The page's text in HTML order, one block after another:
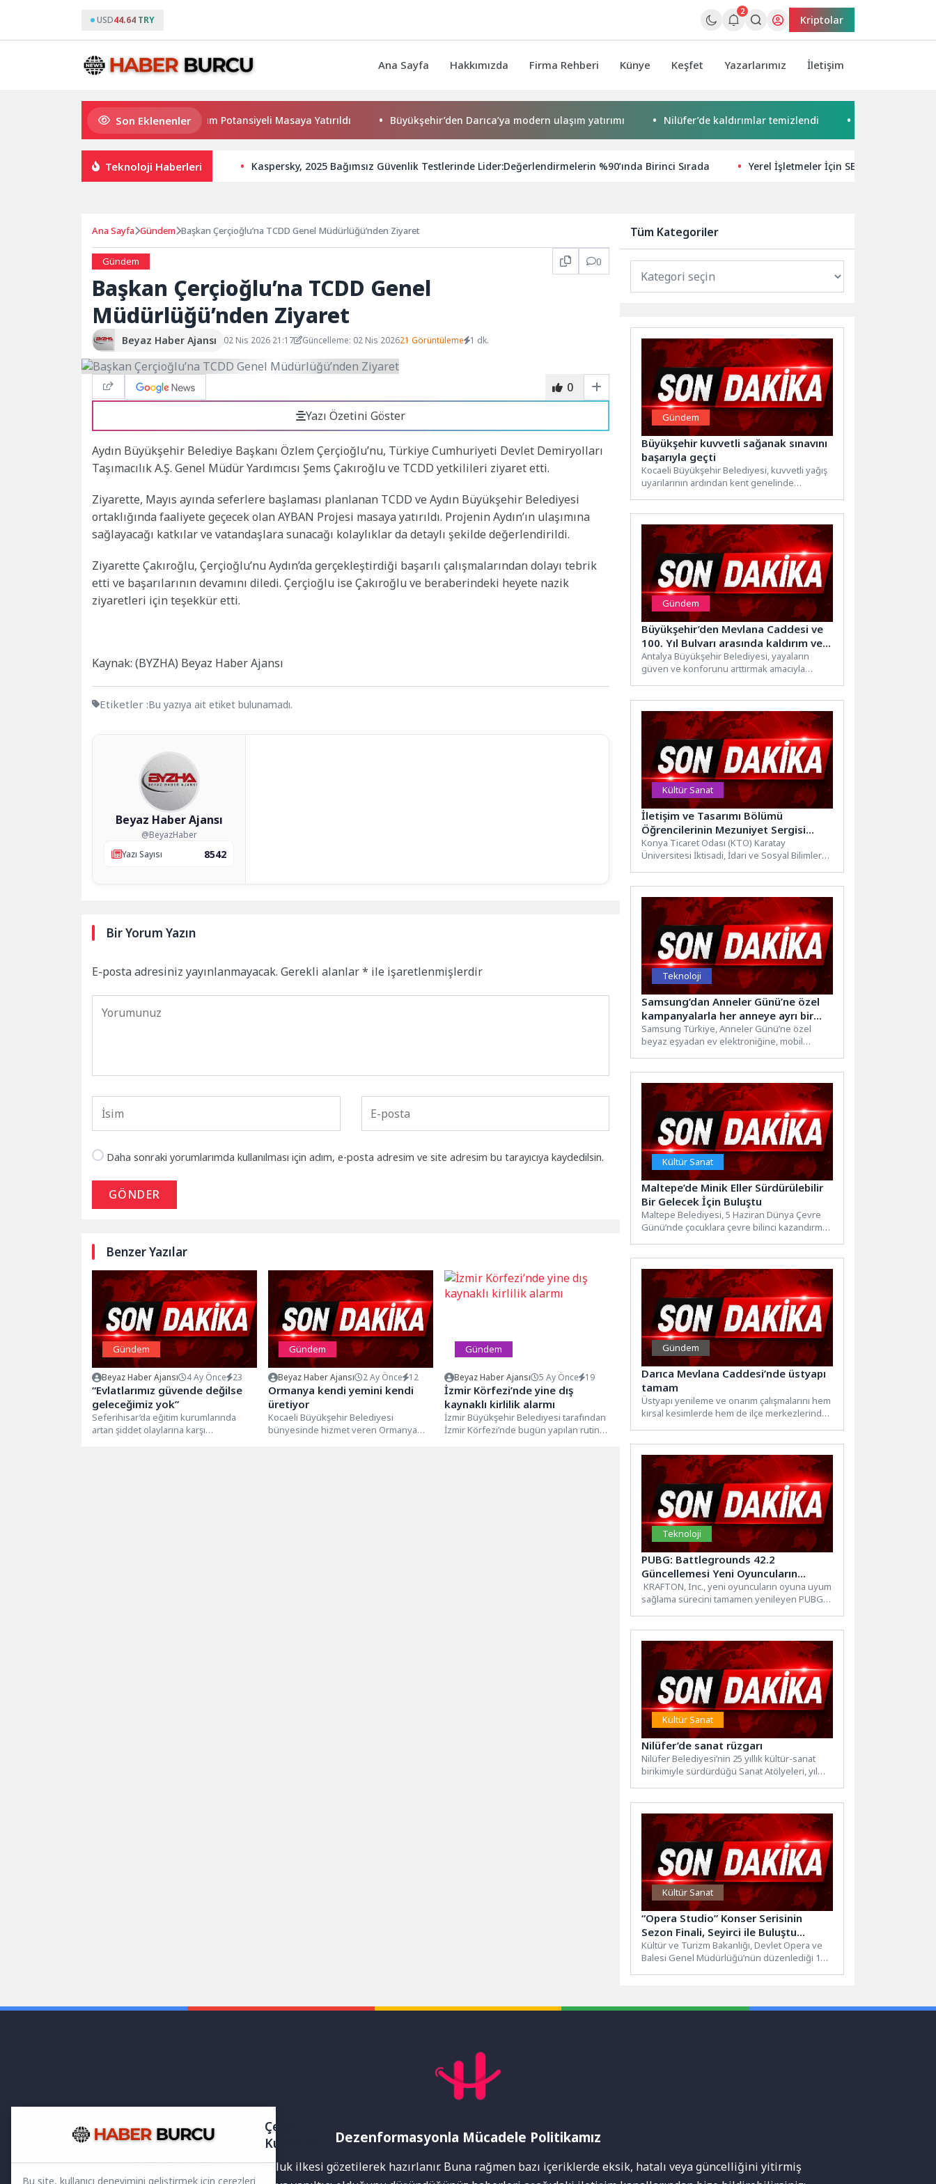
USD44.64 TRY
2
Kriptolar
Ana Sayfa Hakkımızda Firma Rehberi Künye Keşfet Yazarlarımız İletişim
Son Eklenenler
Haymana’nın Geleceği ve Yatırım Potansiyeli Masaya Yatırıldı Büyükşehir’den Darıca’ya modern ulaşım yatırımı Nilüfer’de kaldırımlar temizlendi Başkan
Teknoloji Haberleri Kaspersky, 2025 Bağımsız Güvenlik Testlerinde Lider:Değerlendirmelerin %90’ında Birinci Sırada Yerel İşletmeler İçin SEO’da Teknik
Ana Sayfa Gündem Başkan Çerçioğlu’na TCDD Genel Müdürlüğü’nden Ziyaret
Gündem 0
Başkan Çerçioğlu’na TCDD Genel
Müdürlüğü’nden Ziyaret
Beyaz Haber Ajansı 02 Nis 2026 21:17 Güncelleme: 02 Nis 202621 Görüntüleme 1 dk.
0
Yazı Özetini Göster
Aydın Büyükşehir Belediye Başkanı Özlem Çerçioğlu’nu, Türkiye Cumhuriyeti Devlet Demiryolları
Taşımacılık A.Ş. Genel Müdür Yardımcısı Şems Çakıroğlu ve TCDD yetkilileri ziyaret etti.
Ziyarette, Mayıs ayında seferlere başlaması planlanan TCDD ve Aydın Büyükşehir Belediyesi
ortaklığında faaliyete geçecek olan AYBAN Projesi masaya yatırıldı. Projenin Aydın’ın ulaşımına
sağlayacağı katkılar ve vatandaşlara sunacağı kolaylıklar da detaylı şekilde değerlendirildi.
Ziyarette Çakıroğlu, Çerçioğlu’nu Aydın’da gerçekleştirdiği başarılı çalışmalarından dolayı tebrik
etti ve başarılarının devamını diledi. Çerçioğlu ise Çakıroğlu ve beraberindeki heyete nazik
ziyaretleri için teşekkür etti.
Kaynak: (BYZHA) Beyaz Haber Ajansı
Etiketler :Bu yazıya ait etiket bulunamadı.
Beyaz Haber Ajansı
@BeyazHaber
Yazı Sayısı
8542
Bir Yorum Yazın
E-posta adresiniz yayınlanmayacak. Gerekli alanlar* ile işaretlenmişlerdir
Daha sonraki yorumlarımda kullanılması için adım, e-posta adresim ve site adresim bu tarayıcıya kaydedilsin.
GÖNDER
Benzer Yazılar
Gündem
Beyaz Haber Ajansı 4 Ay Önce 23
“Evlatlarımız güvende değilse
geleceğimiz yok”
Seferihisar’da eğitim kurumlarında
artan şiddet olaylarına karşı
Gündem
Beyaz Haber Ajansı 2 Ay Önce 12
Ormanya kendi yemini kendi
üretiyor
Kocaeli Büyükşehir Belediyesi
bünyesinde hizmet veren Ormanya
Gündem
Beyaz Haber Ajansı 5 Ay Önce 19
İzmir Körfezi’nde yine dış
kaynaklı kirlilik alarmı
İzmir Büyükşehir Belediyesi tarafından
İzmir Körfezi’nde bugün yapılan rutin
Tüm Kategoriler
Gündem
Büyükşehir kuvvetli sağanak sınavını
başarıyla geçti
Kocaeli Büyükşehir Belediyesi, kuvvetli yağış
uyarılarının ardından kent genelinde
Gündem
Büyükşehir’den Mevlana Caddesi ve
100. Yıl Bulvarı arasında kaldırım ve
peyzaj çalışması
Antalya Büyükşehir Belediyesi, yayaların
güven ve konforunu arttırmak amacıyla
Kültür Sanat
İletişim ve Tasarımı Bölümü
Öğrencilerinin Mezuniyet Sergisi
Açıldı
Konya Ticaret Odası (KTO) Karatay
Üniversitesi İktisadi, İdari ve Sosyal Bilimler
Teknoloji
Samsung’dan Anneler Günü’ne özel
kampanyalarla her anneye ayrı bir
dünya
Samsung Türkiye, Anneler Günü’ne özel
beyaz eşyadan ev elektroniğine, mobil
Kültür Sanat
Maltepe’de Minik Eller Sürdürülebilir
Bir Gelecek İçin Buluştu
Maltepe Belediyesi, 5 Haziran Dünya Çevre
Günü’nde çocuklara çevre bilinci kazandırmak
Gündem
Darıca Mevlana Caddesi’nde üstyapı
tamam
Üstyapı yenileme ve onarım çalışmalarını hem
kırsal kesimlerde hem de ilçe merkezlerinde
Teknoloji
PUBG: Battlegrounds 42.2
Güncellemesi Yeni Oyuncuların
Oyuna Adapte Olmasını
Kolaylaştırıyor
KRAFTON, Inc., yeni oyuncuların oyuna uyum
sağlama sürecini tamamen yenileyen PUBG:
Kültür Sanat
Nilüfer’de sanat rüzgarı
Nilüfer Belediyesi’nin 25 yıllık kültür-sanat
birikimiyle sürdürdüğü Sanat Atölyeleri, yıl
Kültür Sanat
“Opera Studio” Konser Serisinin
Sezon Finali, Seyirci ile Buluştu…
Kültür ve Turizm Bakanlığı, Devlet Opera ve
Balesi Genel Müdürlüğü’nün düzenlediği 17.
Dezenformasyonla Mücadele Politikamız
Yayınlanan haberler doğruluk ilkesi gözetilerek hazırlanır. Buna rağmen bazı içeriklerde eksik, hatalı veya güncelliğini yitirmiş
Çerez
Kullanımı
Bu site, kullanıcı deneyimini geliştirmek için çerezleri